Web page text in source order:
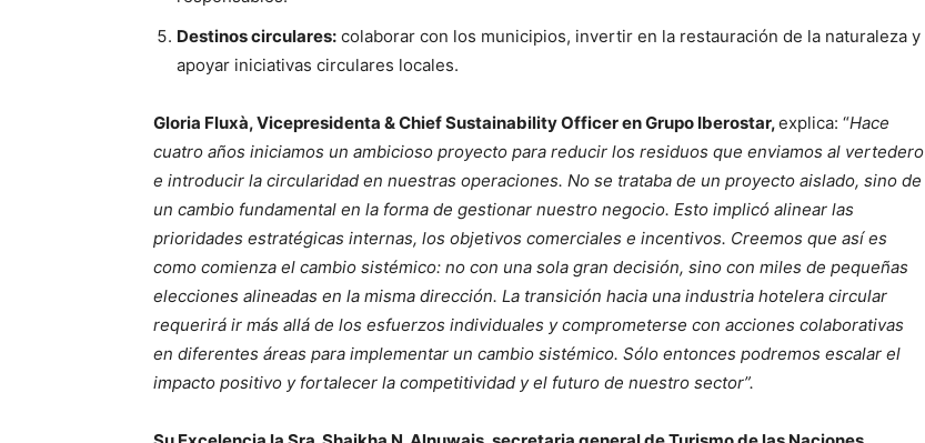
Destinos circulares: colaborar con los municipios, invertir en la restauración de la naturaleza y
apoyar iniciativas circulares locales.
Gloria Fluxà, Vicepresidenta & Chief Sustainability Officer en Grupo Iberostar,explica: “Hace
cuatro años iniciamos un ambicioso proyecto para reducir los residuos que enviamos al vertedero
e introducir la circularidad en nuestras operaciones. No se trataba de un proyecto aislado, sino de
un cambio fundamental en la forma de gestionar nuestro negocio. Esto implicó alinear las
prioridades estratégicas internas, los objetivos comerciales e incentivos. Creemos que así es
como comienza el cambio sistémico: no con una sola gran decisión, sino con miles de pequeñas
elecciones alineadas en la misma dirección. La transición hacia una industria hotelera circular
requerirá ir más allá de los esfuerzos individuales y comprometerse con acciones colaborativas
en diferentes áreas para implementar un cambio sistémico. Sólo entonces podremos escalar el
impacto positivo y fortalecer la competitividad y el futuro de nuestro sector”.